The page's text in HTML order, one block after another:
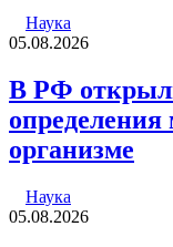
Наука
05.08.2026
В РФ
организме
Наука
05.08.2026